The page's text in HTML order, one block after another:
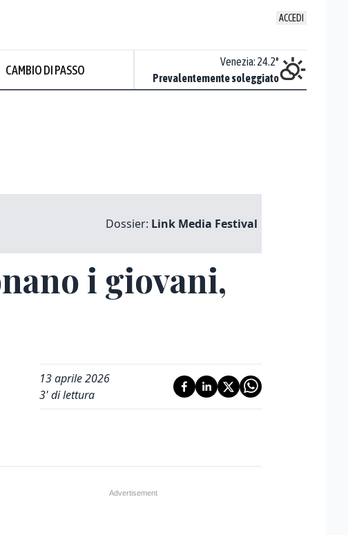
ACCEDI
CAMBIO DI PASSO
Nuvoloso
Venezia: 24.2°
Prevalentemente soleggiato
Dossier: Link Media Festival
i giovani,
13 aprile 2026
3' di lettura